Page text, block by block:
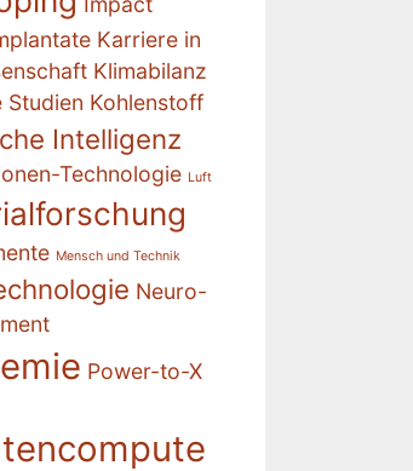
Karriere in
Klimabilanz
Studien Kohlenstoff
Intelligenz
Technologie Luft
Mensch und Technik
Neuro-
Power-to-X